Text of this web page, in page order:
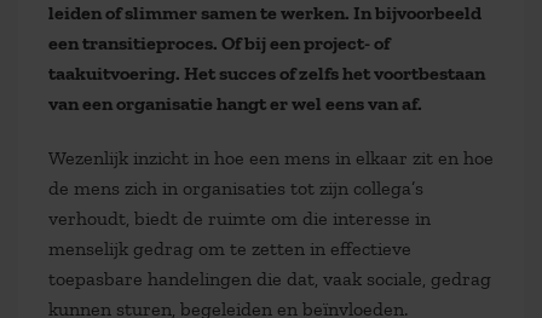
leiden of slimmer samen te werken. In bijvoorbeeld
een transitieproces. Of bij een project- of
taakuitvoering. Het succes of zelfs het voortbestaan
van een organisatie hangt er wel eens van af.
Wezenlijk inzicht in hoe een mens in elkaar zit en hoe
de mens zich in organisaties tot zijn collega’s
verhoudt, biedt de ruimte om die interesse in
menselijk gedrag om te zetten in effectieve
toepasbare handelingen die dat, vaak sociale, gedrag
kunnen sturen, begeleiden en beïnvloeden.